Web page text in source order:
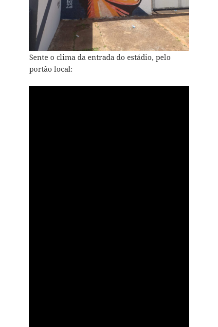
Sente o clima da entrada do estádio, pelo
portão local: